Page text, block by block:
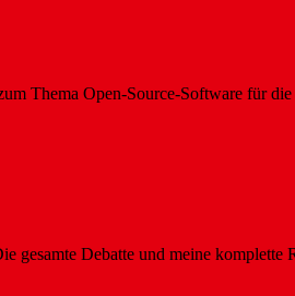
Thema Open-Source-Software für
gesamte Debatte und meine